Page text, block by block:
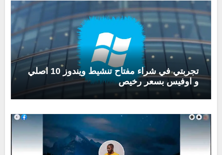
تجربتي في شراء مفتاح تنشيط ويندوز 10 اصلي
و اوفيس بسعر رخيص